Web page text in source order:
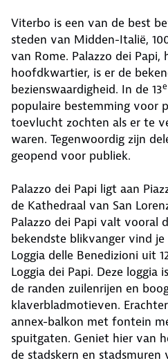
Viterbo is een van de best
steden van Midden-Italië,
van Rome. Palazzo dei
hoofdkwartier, is er de
bezienswaardigheid. In de 13e
populaire bestemming voor
toevlucht zochten als er te
waren. Tegenwoordig zijn
geopend voor publiek.
Palazzo dei Papi ligt aan
de Kathedraal van San
Palazzo dei Papi valt vooral
bekendste blikvanger vind
Loggia delle Benedizioni uit
Loggia dei Papi. Deze loggia
de randen zuilenrijen en
klaverbladmotieven.
annex-balkon met fontein
spuitgaten. Geniet hier van
de stadskern en stadsmuren